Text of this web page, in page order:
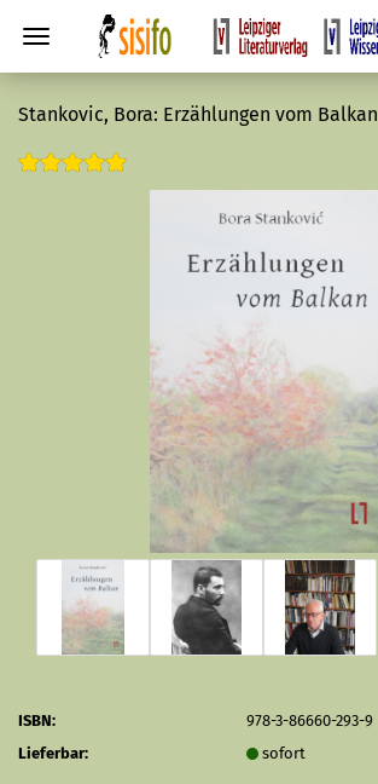
Stankovic, Bora: Erzählungen vom Balkan
ISBN:
978-3-86660-293-9
Lieferbar:
sofort